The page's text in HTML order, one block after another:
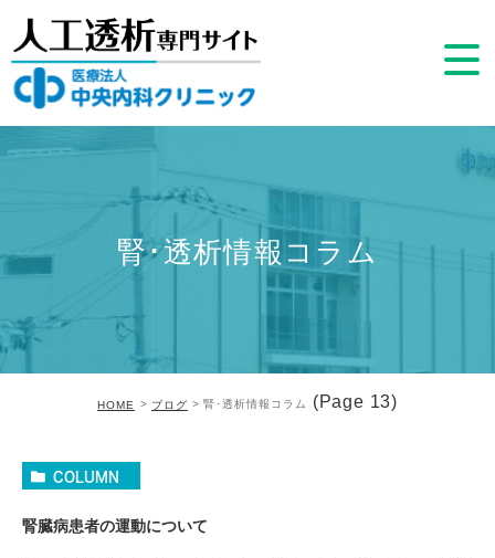
腎･透析情報コラム
HOME ブログ 腎･透析情報コラム (Page 13)
COLUMN
腎臓病患者の運動について